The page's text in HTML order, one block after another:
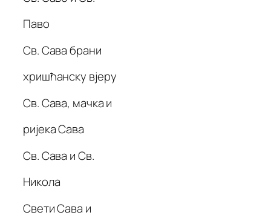
Паво
Св. Сава брани
хришћанску вјеру
Св. Сава, мачка и
ријека Сава
Св. Сава и Св.
Никола
Свети Сава и